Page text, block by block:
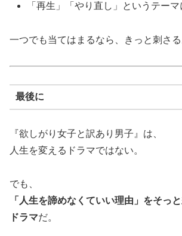
「再生」「やり直し」というテー
一つでも当てはまるなら、きっと刺さる
最後に
『欲しがり女子と訳あり男子』は、
人生を変えるドラマではない。
でも、
「人生を諦めなくていい理由」をそっ
ドラマだ。